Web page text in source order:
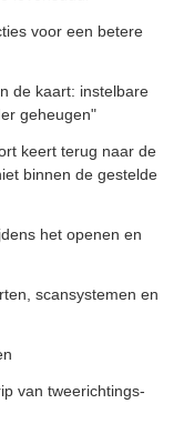
voor een betere
de kaart: instelbare
geheugen"
keert terug naar de
binnen de gestelde
het openen en
scansystemen en
van tweerichtings-